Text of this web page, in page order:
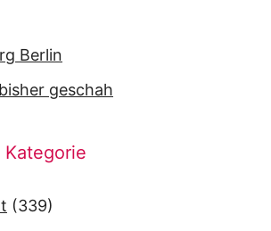
Berlin
geschah
(339)